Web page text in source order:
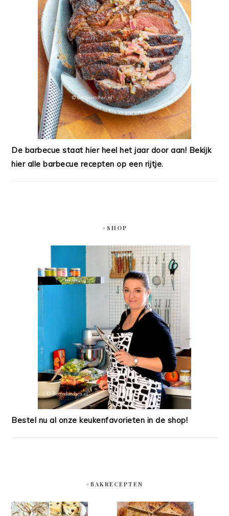
De barbecue staat hier heel het jaar door aan! Bekijk
hier alle barbecue recepten op een rijtje.
#SHOP
Bestel nu al onze keukenfavorieten in de shop!
#BAKRECEPTEN